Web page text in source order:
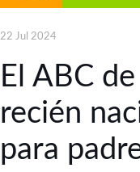
22 Jul 2024
El ABC
recién
para